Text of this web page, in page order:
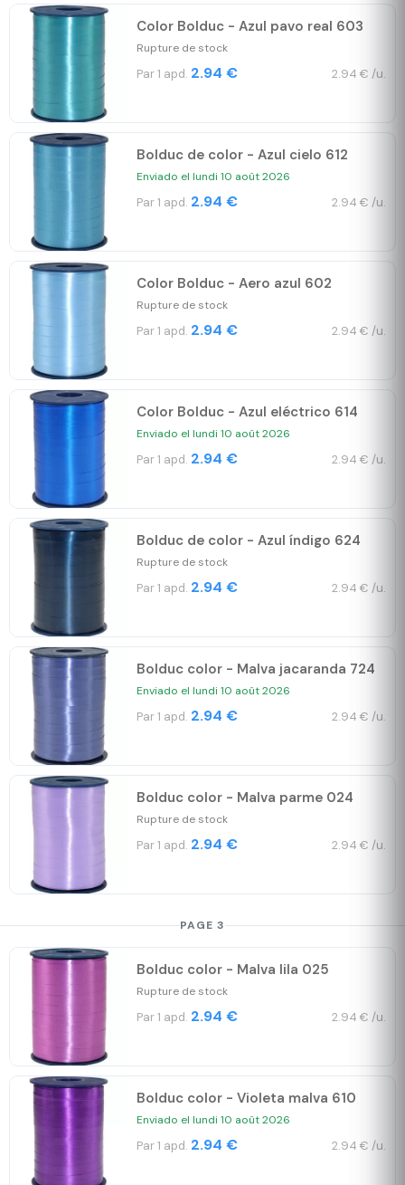
Color Bolduc - Azul pavo real 603
Rupture de stock
Par 1 apd. 2.94 € 2.94 € /u.
Bolduc de color - Azul cielo 612
Enviado el lundi 10 août 2026
Par 1 apd. 2.94 € 2.94 € /u.
Color Bolduc - Aero azul 602
Rupture de stock
Par 1 apd. 2.94 € 2.94 € /u.
Color Bolduc - Azul eléctrico 614
Enviado el lundi 10 août 2026
Par 1 apd. 2.94 € 2.94 € /u.
Bolduc de color - Azul índigo 624
Rupture de stock
Par 1 apd. 2.94 € 2.94 € /u.
Bolduc color - Malva jacaranda 724
Enviado el lundi 10 août 2026
Par 1 apd. 2.94 € 2.94 € /u.
Bolduc color - Malva parme 024
Rupture de stock
Par 1 apd. 2.94 € 2.94 € /u.
PAGE 3
Bolduc color - Malva lila 025
Rupture de stock
Par 1 apd. 2.94 € 2.94 € /u.
Bolduc color - Violeta malva 610
Enviado el lundi 10 août 2026
Par 1 apd. 2.94 € 2.94 € /u.